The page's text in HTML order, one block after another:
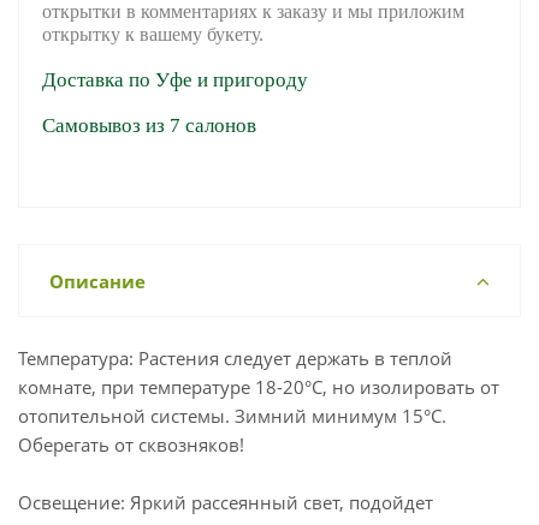
открытки в комментариях к заказу и мы приложим
открытку к вашему букету.
Доставка по Уфе и пригороду
Самовывоз из 7 салонов
Описание
Температура: Растения следует держать в теплой
комнате, при температуре 18-20°C, но изолировать от
отопительной системы. Зимний минимум 15°C.
Оберегать от сквозняков!
Освещение: Яркий рассеянный свет, подойдет